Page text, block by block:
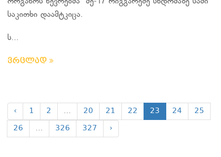
საკითხი დაამტკიცა.
ს...
ვრცლად
‹ 1 2 ... 20 21 22 23 24
25
26
... 326 327 ›